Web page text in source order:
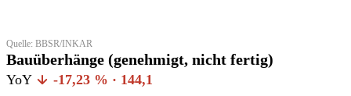
Quelle: BBSR/INKAR
Bauüberhänge (genehmigt, nicht fertig)
YoY -17,23 % · 144,1